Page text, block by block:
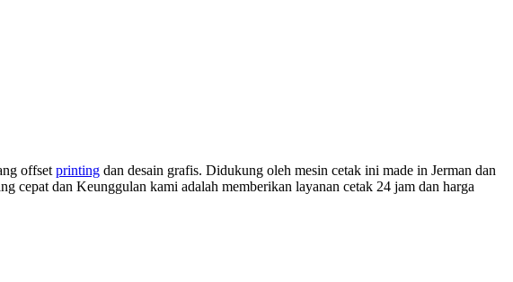
offsetprinting dan desain grafis. Didukung oleh mesin cetak ini made in Jerman dan
cepat dan Keunggulan kami adalah memberikan layanan cetak 24 jam dan harga